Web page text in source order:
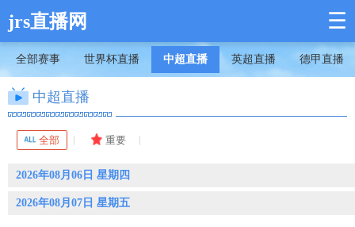
jrs直播网 ☰
全部赛事 世界杯直播 中超直播 英超直播 德甲直播
中超直播
2026年08月06日 星期四
2026年08月07日 星期五